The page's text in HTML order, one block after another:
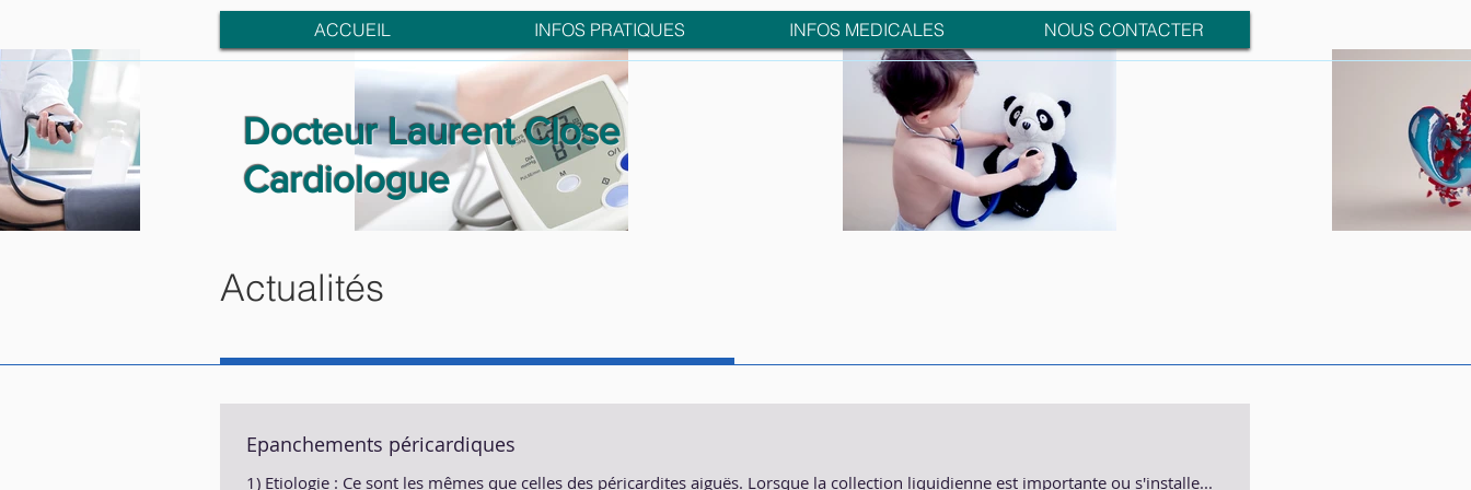
Docteur Laurent Close
ACCUEIL INFOS PRATIQUES INFOS MEDICALES NOUS CONTACTER
Cardiologue
Actualités
Epanchements péricardiques
1) Etiologie : Ce sont les mêmes que celles des péricardites aiguës. Lorsque la collection liquidienne est importante ou s'installe...